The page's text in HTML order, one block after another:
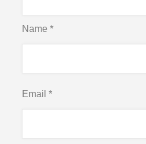
Name*
Email*